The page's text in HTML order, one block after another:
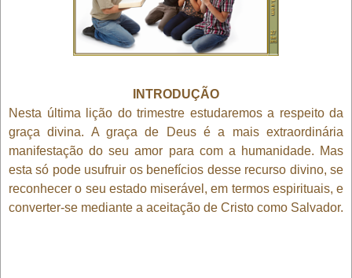
INTRODUÇÃO
Nesta última lição do trimestre estudaremos a respeito da
graça divina. A graça de Deus é a mais extraordinária
manifestação do seu amor para com a humanidade. Mas
esta só pode usufruir os benefícios desse recurso divino, se
reconhecer o seu estado miserável, em termos espirituais, e
converter-se mediante a aceitação de Cristo como Salvador.